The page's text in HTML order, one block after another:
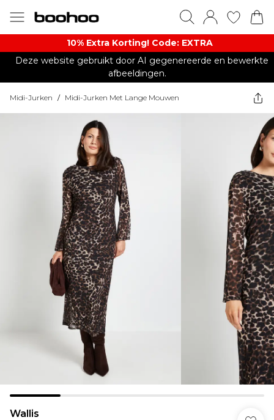
10% Extra Korting! Code: EXTRA​
Deze website gebruikt door AI gegenereerde en bewerkte
afbeeldingen.
Midi-Jurken / Midi-Jurken Met Lange Mouwen
Wallis